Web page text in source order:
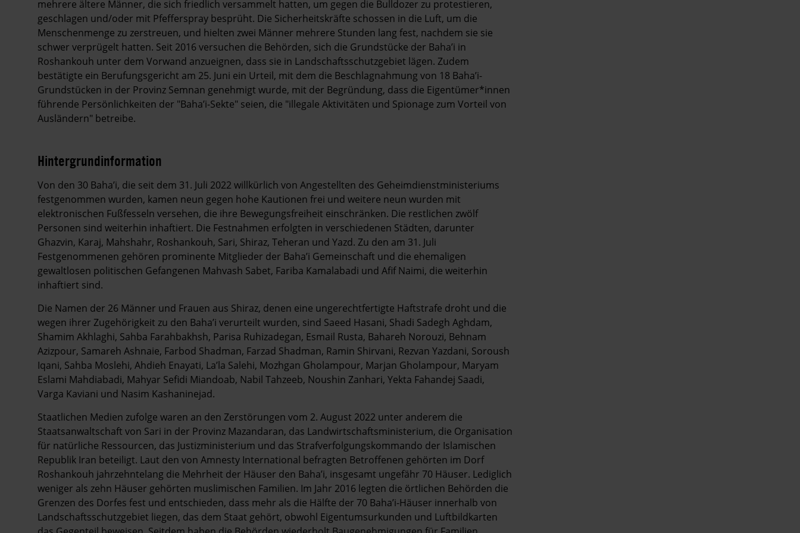
mehrere ältere Männer, die sich friedlich versammelt hatten, um gegen die Bulldozer zu protestieren,
geschlagen und/oder mit Pfefferspray besprüht. Die Sicherheitskräfte schossen in die Luft, um die
Menschenmenge zu zerstreuen, und hielten zwei Männer mehrere Stunden lang fest, nachdem sie sie
schwer verprügelt hatten. Seit 2016 versuchen die Behörden, sich die Grundstücke der Baha’i in
Roshankouh unter dem Vorwand anzueignen, dass sie in Landschaftsschutzgebiet lägen. Zudem
bestätigte ein Berufungsgericht am 25. Juni ein Urteil, mit dem die Beschlagnahmung von 18 Baha’i-
Grundstücken in der Provinz Semnan genehmigt wurde, mit der Begründung, dass die Eigentümer*innen
führende Persönlichkeiten der "Baha’i-Sekte" seien, die "illegale Aktivitäten und Spionage zum Vorteil von
Ausländern" betreibe.
Hintergrundinformation
Hintergrund
Von den 30 Baha’i, die seit dem 31. Juli 2022 willkürlich von Angestellten des Geheimdienstministeriums
festgenommen wurden, kamen neun gegen hohe Kautionen frei und weitere neun wurden mit
elektronischen Fußfesseln versehen, die ihre Bewegungsfreiheit einschränken. Die restlichen zwölf
Personen sind weiterhin inhaftiert. Die Festnahmen erfolgten in verschiedenen Städten, darunter
Ghazvin, Karaj, Mahshahr, Roshankouh, Sari, Shiraz, Teheran und Yazd. Zu den am 31. Juli
Festgenommenen gehören prominente Mitglieder der Baha’i Gemeinschaft und die ehemaligen
gewaltlosen politischen Gefangenen Mahvash Sabet, Fariba Kamalabadi und Afif Naimi, die weiterhin
inhaftiert sind.
Die Namen der 26 Männer und Frauen aus Shiraz, denen eine ungerechtfertigte Haftstrafe droht und die
wegen ihrer Zugehörigkeit zu den Baha’i verurteilt wurden, sind Saeed Hasani, Shadi Sadegh Aghdam,
Shamim Akhlaghi, Sahba Farahbakhsh, Parisa Ruhizadegan, Esmail Rusta, Bahareh Norouzi, Behnam
Azizpour, Samareh Ashnaie, Farbod Shadman, Farzad Shadman, Ramin Shirvani, Rezvan Yazdani, Soroush
Iqani, Sahba Moslehi, Ahdieh Enayati, La’la Salehi, Mozhgan Gholampour, Marjan Gholampour, Maryam
Eslami Mahdiabadi, Mahyar Sefidi Miandoab, Nabil Tahzeeb, Noushin Zanhari, Yekta Fahandej Saadi,
Varga Kaviani und Nasim Kashaninejad.
Staatlichen Medien zufolge waren an den Zerstörungen vom 2. August 2022 unter anderem die
Staatsanwaltschaft von Sari in der Provinz Mazandaran, das Landwirtschaftsministerium, die Organisation
für natürliche Ressourcen, das Justizministerium und das Strafverfolgungskommando der Islamischen
Republik Iran beteiligt. Laut den von Amnesty International befragten Betroffenen gehörten im Dorf
Roshankouh jahrzehntelang die Mehrheit der Häuser den Baha’i, insgesamt ungefähr 70 Häuser. Lediglich
weniger als zehn Häuser gehörten muslimischen Familien. Im Jahr 2016 legten die örtlichen Behörden die
Grenzen des Dorfes fest und entschieden, dass mehr als die Hälfte der 70 Baha’i-Häuser innerhalb von
Landschaftsschutzgebiet liegen, das dem Staat gehört, obwohl Eigentumsurkunden und Luftbildkarten